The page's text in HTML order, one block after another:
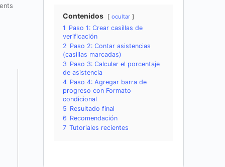
Contenidos ocultar
1 Paso 1: Crear casillas de
verificación
2 Paso 2: Contar asistencias
(casillas marcadas)
3 Paso 3: Calcular el porcentaje
de asistencia
4 Paso 4: Agregar barra de
progreso con Formato
condicional
5 Resultado final
6 Recomendación
7 Tutoriales recientes